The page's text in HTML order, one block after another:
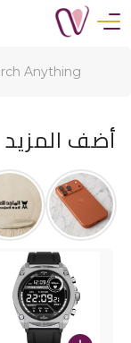
أضف المزيد